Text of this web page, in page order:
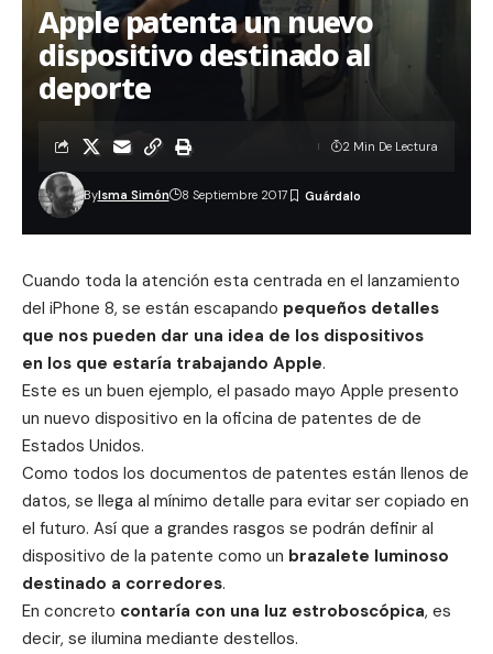
Apple patenta un nuevo
dispositivo destinado al
deporte
ByIsma Simón 8 Septiembre 2017
2 Min De Lectura
Cuando toda la atención esta centrada en el lanzamiento
del iPhone 8, se están escapando pequeños detalles
que nos pueden dar una idea de los dispositivos
en los que estaría trabajando Apple.
Este es un buen ejemplo, el pasado mayo Apple presento
un nuevo dispositivo en la oficina de patentes de de
Estados Unidos.
Como todos los documentos de patentes están llenos de
datos, se llega al mínimo detalle para evitar ser copiado en
el futuro. Así que a grandes rasgos se podrán definir al
dispositivo de la patente como un brazalete luminoso
destinado a corredores.
En concreto contaría con una luz estroboscópica, es
decir, se ilumina mediante destellos.